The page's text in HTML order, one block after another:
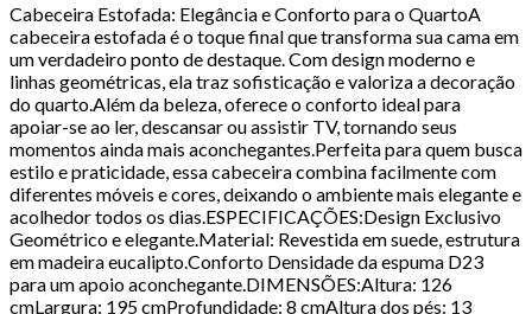
Cabeceira Estofada: Elegância e Conforto para o QuartoA
cabeceira estofada é o toque final que transforma sua cama em
um verdadeiro ponto de destaque. Com design moderno e
linhas geométricas, ela traz sofisticação e valoriza a decoração
do quarto.Além da beleza, oferece o conforto ideal para
apoiar-se ao ler, descansar ou assistir TV, tornando seus
momentos ainda mais aconchegantes.Perfeita para quem busca
estilo e praticidade, essa cabeceira combina facilmente com
diferentes móveis e cores, deixando o ambiente mais elegante e
acolhedor todos os dias.ESPECIFICAÇÕES:Design Exclusivo
Geométrico e elegante.Material: Revestida em suede, estrutura
em madeira eucalipto.Conforto Densidade da espuma D23
para um apoio aconchegante.DIMENSÕES:Altura: 126
cmLargura: 195 cmProfundidade: 8 cmAltura dos pés: 13